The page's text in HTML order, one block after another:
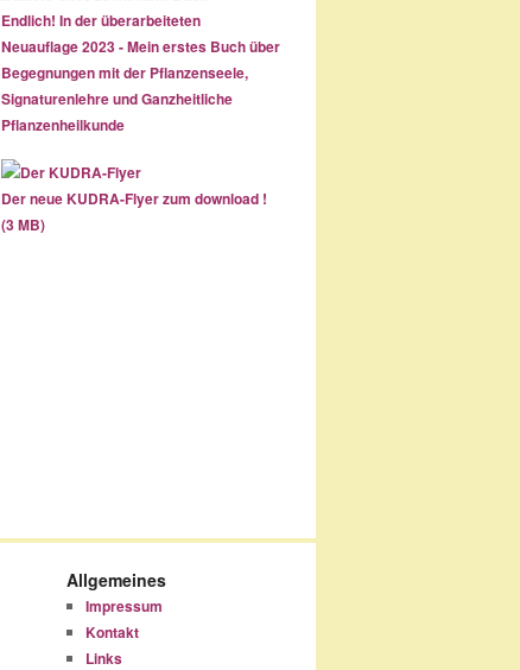
Endlich! In der überarbeiteten
Neuauflage 2023 - Mein erstes Buch über
Begegnungen mit der Pflanzenseele,
Signaturenlehre und Ganzheitliche
Pflanzenheilkunde
Der neue KUDRA-Flyer zum download !
(3 MB)
Allgemeines
Impressum
Kontakt
Links